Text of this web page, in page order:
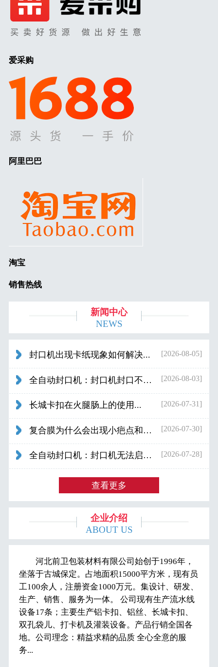
爱采购
阿里巴巴
淘宝
销售热线
新闻中心
NEWS
封口机出现卡纸现象如何解决... [2026-08-05]
全自动封口机：封口机封口不好应检查什... [2026-08-03]
长城卡扣在火腿肠上的使用... [2026-07-31]
复合膜为什么会出现小疤点和波浪纹... [2026-07-30]
全自动封口机：封口机无法启动怎么办... [2026-07-28]
查看更多
企业介绍
ABOUT US
河北前卫包装材料有限公司始创于1996年，
坐落于古城保定。占地面积15000平方米，现有员
工100余人，注册资金1000万元。集设计、研发、
生产、销售、服务为一体。 公司现有生产流水线
设备17条；主要生产铝卡扣、铝丝、长城卡扣、
双孔袋儿、打卡机及灌装设备。产品行销全国各
地。公司理念：精益求精的品质 全心全意的服
务...